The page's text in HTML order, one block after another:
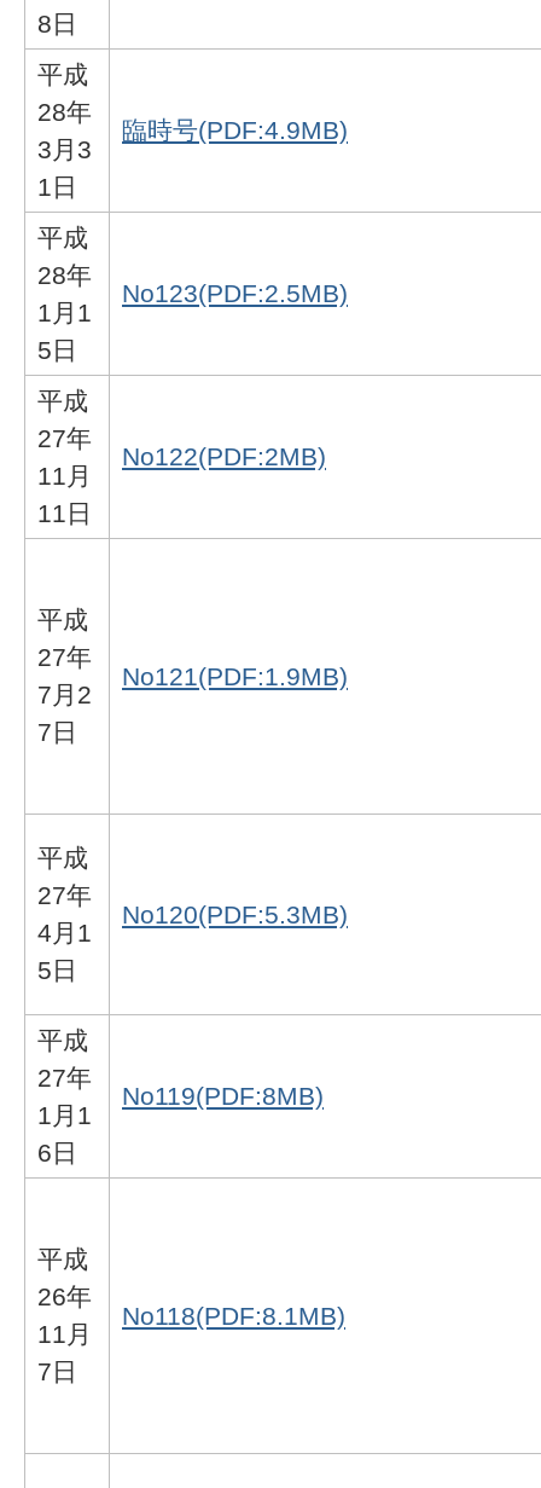
8日
平成
28年
3月3
1日
臨時号(PDF:4.9MB)
平成
28年
1月1
5日
No123(PDF:2.5MB)
平成
27年
11月
11日
No122(PDF:2MB)
平成
27年
7月2
7日
No121(PDF:1.9MB)
平成
27年
4月1
5日
No120(PDF:5.3MB)
平成
27年
1月1
6日
No119(PDF:8MB)
平成
26年
11月
7日
No118(PDF:8.1MB)